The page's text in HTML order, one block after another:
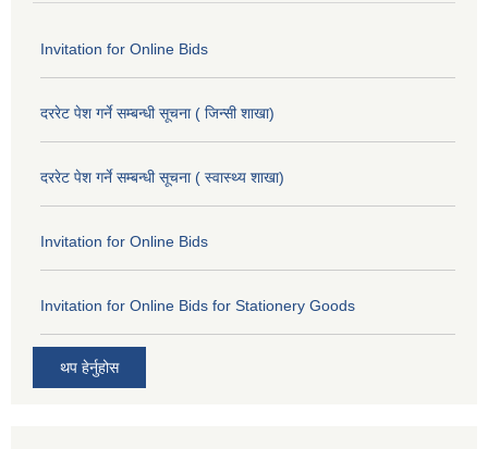
Invitation for Online Bids
दररेट पेश गर्ने सम्बन्धी सूचना ( जिन्सी शाखा)
दररेट पेश गर्ने सम्बन्धी सूचना ( स्वास्थ्य शाखा)
Invitation for Online Bids
Invitation for Online Bids for Stationery Goods
थप हेर्नुहोस